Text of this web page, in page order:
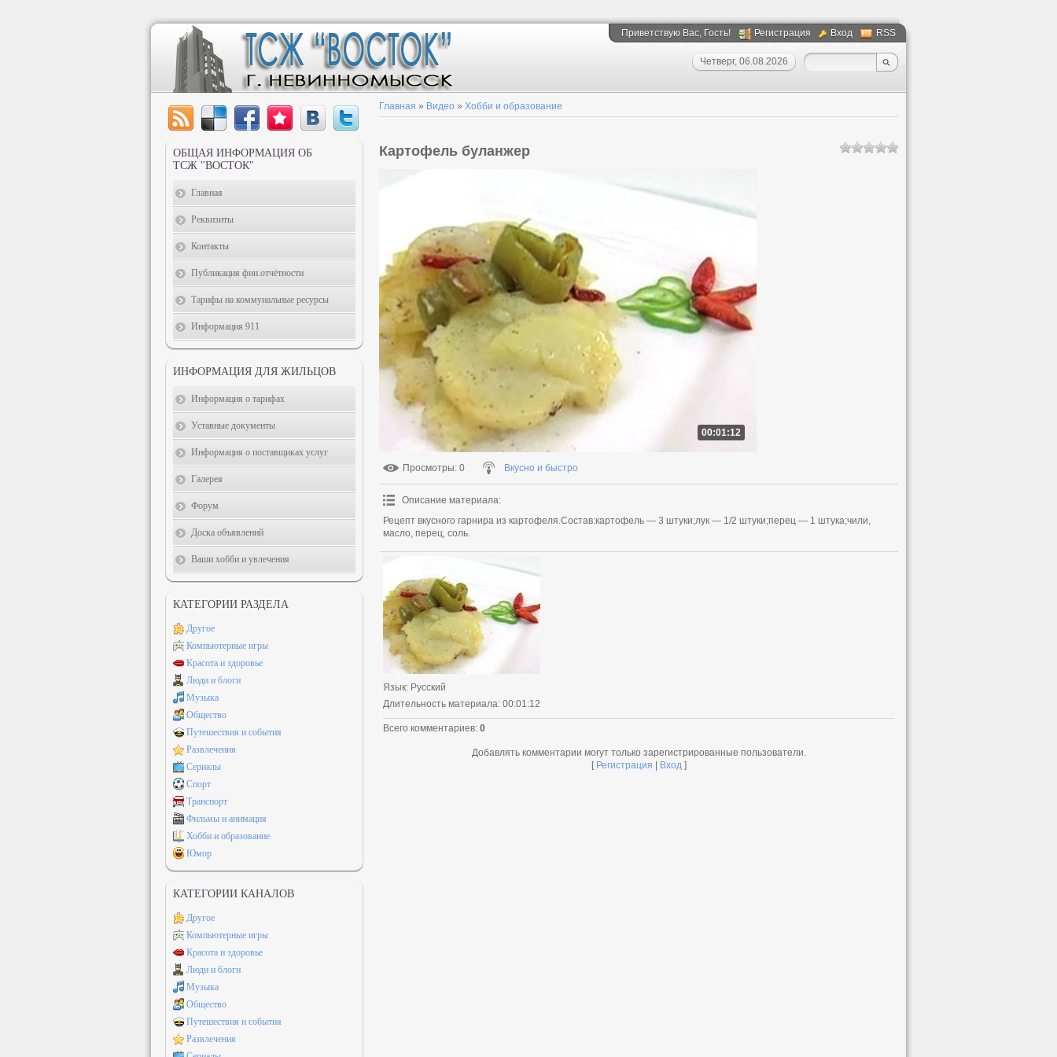
Приветствую Вас, Гость! Регистрация Вход RSS
Четверг, 06.08.2026
Главная » Видео » Хобби и образование
Картофель буланжер
00:01:12
Просмотры: 0 Вкусно и быстро
Описание материала:
Рецепт вкусного гарнира из картофеля.Состав:картофель — 3 штуки;лук — 1/2 штуки;перец — 1 штука;чили,
масло, перец, соль.
Язык: Русский
Длительность материала: 00:01:12
Всего комментариев: 0
Добавлять комментарии могут только зарегистрированные пользователи.
[ Регистрация Вход]
ОБЩАЯ ИНФОРМАЦИЯ ОБ
ТСЖ "ВОСТОК"
Главная
Реквизиты
Контакты
Публикация фин.отчётности
Тарифы на коммунальные ресурсы
Информация 911
ИНФОРМАЦИЯ ДЛЯ ЖИЛЬЦОВ
Информация о тарифах
Уставные документы
Информация о поставщиках услуг
Галерея
Форум
Доска объявлений
Ваши хобби и увлечения
КАТЕГОРИИ РАЗДЕЛА
Другое
Компьютерные игры
Красота и здоровье
Люди и блоги
Музыка
Общество
Путешествия и события
Развлечения
Сериалы
Спорт
Транспорт
Фильмы и анимация
Хобби и образование
Юмор
КАТЕГОРИИ КАНАЛОВ
Другое
Компьютерные игры
Красота и здоровье
Люди и блоги
Музыка
Общество
Путешествия и события
Развлечения